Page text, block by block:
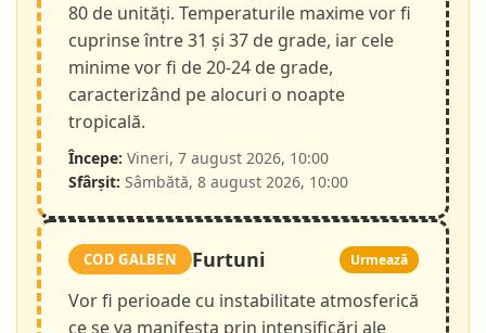
80 de unități. Temperaturile maxime vor fi
cuprinse între 31 și 37 de grade, iar cele
minime vor fi de 20-24 de grade,
caracterizând pe alocuri o noapte
tropicală.
Începe: Vineri, 7 august 2026, 10:00
Sfârșit: Sâmbătă, 8 august 2026, 10:00
COD GALBEN Furtuni Urmează
Vor fi perioade cu instabilitate atmosferică
ce se va manifesta prin intensificări ale